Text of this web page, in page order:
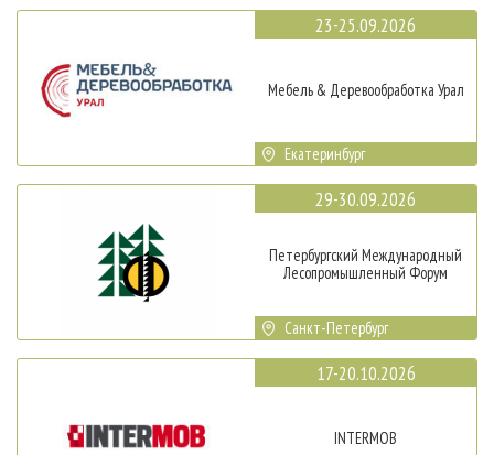
23-25.09.2026
Мебель & Деревообработка Урал
Екатеринбург
29-30.09.2026
Петербургский Международный
Лесопромышленный Форум
Санкт-Петербург
17-20.10.2026
INTERMOB